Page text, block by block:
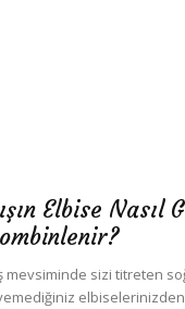
Elbise Nasıl
mevsiminde sizi titreten